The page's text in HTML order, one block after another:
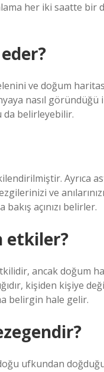
her iki saatte bir
ve doğum
nasıl
da belirleyebilir.
Ayrıca
ve
açınızı belirler.
etkiler?
ancak doğum
kişiden kişiye
belirgin hale gelir.
ufkundan